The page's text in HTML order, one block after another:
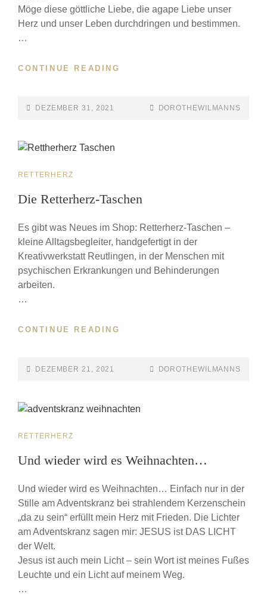
Möge diese göttliche Liebe, die agape Liebe unser
Herz und unser Leben durchdringen und bestimmen.
…
CONTINUE READING
DEZEMBER 31, 2021 DOROTHEWILMANNS
RETTERHERZ
Die Retterherz-Taschen
Es gibt was Neues im Shop: Retterherz-Taschen –
kleine Alltagsbegleiter, handgefertigt in der
Kreativwerkstatt Reutlingen, in der Menschen mit
psychischen Erkrankungen und Behinderungen
arbeiten.
…
CONTINUE READING
DEZEMBER 21, 2021 DOROTHEWILMANNS
RETTERHERZ
Und wieder wird es Weihnachten…
Und wieder wird es Weihnachten… Einfach nur in der
Stille am Adventskranz bei strahlendem Kerzenschein
„da zu sein“ erfüllt mein Herz mit Frieden. Die Lichter
am Adventskranz sagen mir: JESUS ist DAS LICHT
der Welt.
Jesus ist auch mein Licht – sein Wort ist meines Fußes
Leuchte und ein Licht auf meinem Weg.
…